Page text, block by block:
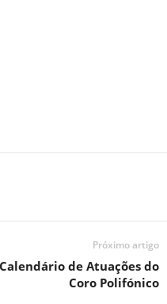
Próximo artigo
Calendário de Atuações do
Coro Polifónico